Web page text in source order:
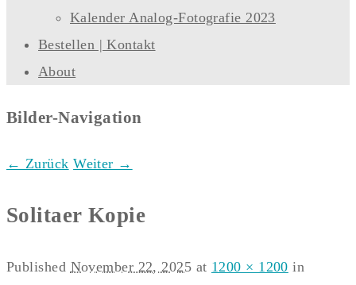
Kalender Analog-Fotografie 2023
Bestellen | Kontakt
About
Bilder-Navigation
← Zurück Weiter →
Solitaer Kopie
Published November 22, 2025 at 1200 × 1200 in